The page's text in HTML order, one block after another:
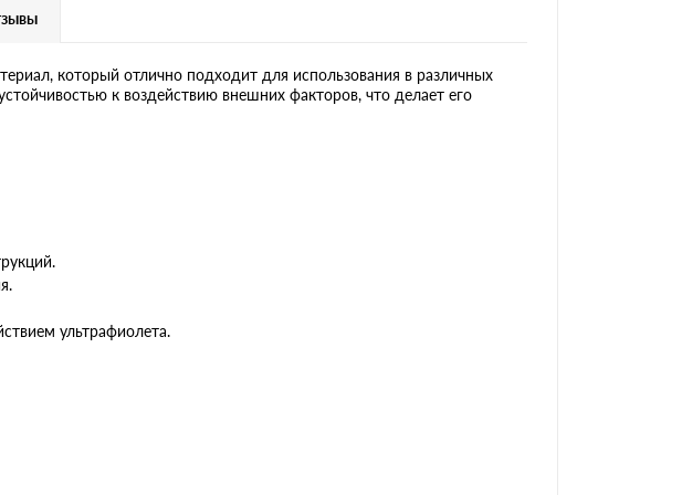
который отлично подходит для использования в различных
к воздействию внешних факторов, что делает его
ультрафиолета.